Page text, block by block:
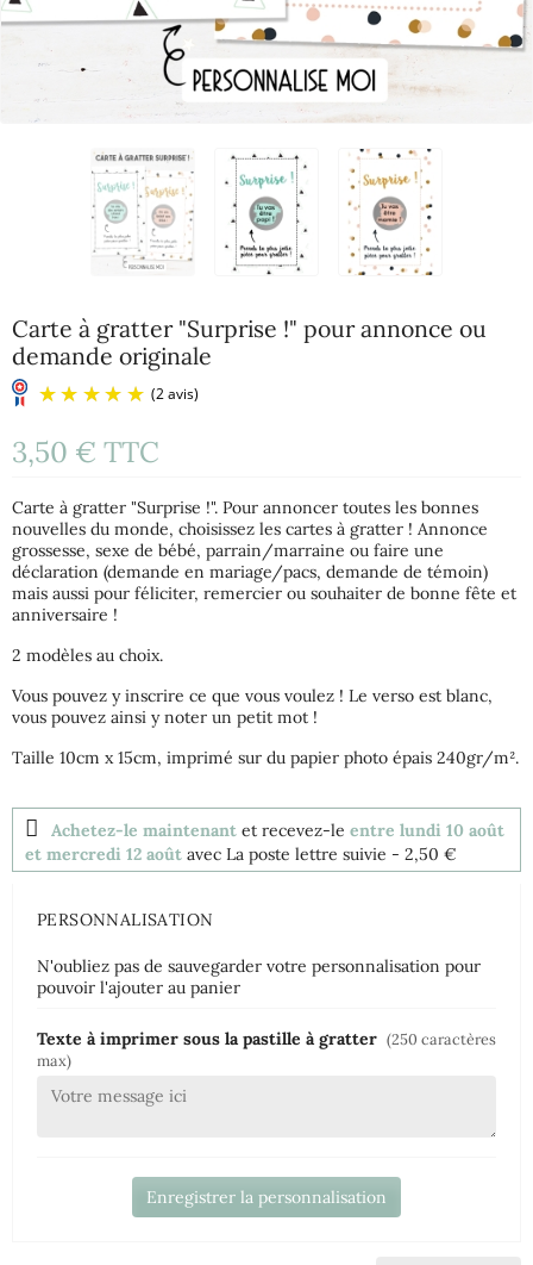
Carte à gratter "Surprise !" pour annonce ou
demande originale
3,50 € TTC
Carte à gratter "Surprise !". Pour annoncer toutes les bonnes
nouvelles du monde, choisissez les cartes à gratter ! Annonce
grossesse, sexe de bébé, parrain/marraine ou faire une
déclaration (demande en mariage/pacs, demande de témoin)
mais aussi pour féliciter, remercier ou souhaiter de bonne fête et
anniversaire !
2 modèles au choix.
Vous pouvez y inscrire ce que vous voulez ! Le verso est blanc,
vous pouvez ainsi y noter un petit mot !
Taille 10cm x 15cm, imprimé sur du papier photo épais 240gr/m².
Achetez-le maintenant et recevez-le entre lundi 10 août
et mercredi 12 août avec La poste lettre suivie - 2,50 €
PERSONNALISATION
N'oubliez pas de sauvegarder votre personnalisation pour
pouvoir l'ajouter au panier
Texte à imprimer sous la pastille à gratter (250 caractères
max)
Enregistrer la personnalisation